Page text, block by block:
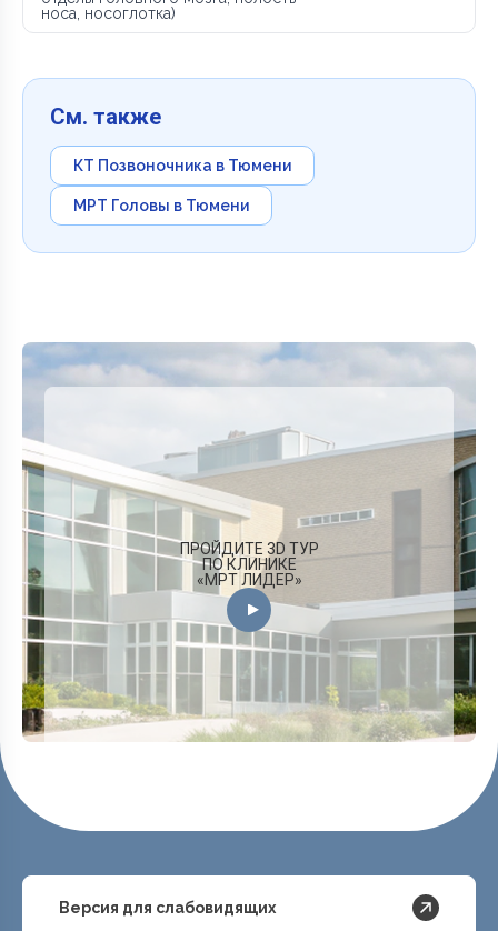
носа, носоглотка)
См. также
КТ Позвоночника в Тюмени
МРТ Головы в Тюмени
ПРОЙДИТЕ 3D ТУР
ПО КЛИНИКЕ
«МРТ ЛИДЕР»
Версия для слабовидящих